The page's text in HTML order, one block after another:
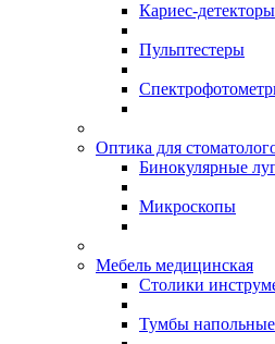
Кариес-детекторы
Пульптестеры
Оптика для
Бинокулярные
Микроскопы
Мебель медицинская
Столики
Тумбы напольные